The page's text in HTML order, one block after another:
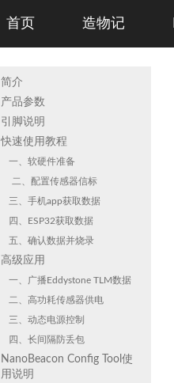
首页 造物记
简介
产品参数
引脚说明
快速使用教程
一、软硬件准备
二、配置传感器信标
三、手机app获取数据
四、ESP32获取数据
五、确认数据并烧录
高级应用
一、广播Eddystone TLM数据
二、高功耗传感器供电
三、动态电源控制
四、长间隔防丢包
NanoBeacon Config Tool使
用说明